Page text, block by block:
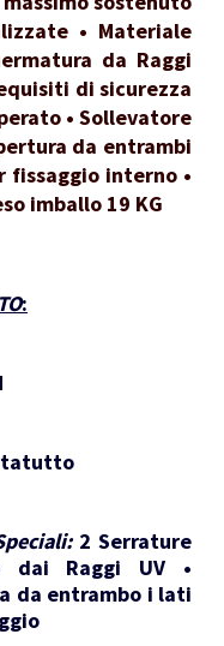
• Materiale
da Raggi
di sicurezza
• Sollevatore
da entrambi
fissaggio interno •
imballo 19 KG
:
2 Serrature
dai Raggi UV •
da entrambo i lati